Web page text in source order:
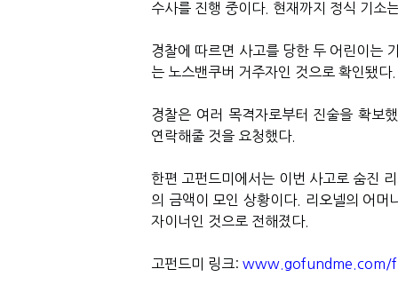
수사를 진행 중이다. 현재까지 정식 기소
경찰에 따르면 사고를 당한 두 어린이는
는 노스밴쿠버 거주자인 것으로 확인됐다.
경찰은 여러 목격자로부터 진술을 확보
연락해줄 것을 요청했다.
한편 고펀드미에서는 이번 사고로 숨진
의 금액이 모인 상황이다. 리오넬의 어머
자이너인 것으로 전해졌다.
고펀드미 링크 : www.gofundme.com/